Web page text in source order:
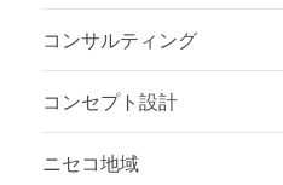
コンサルティング
コンセプト設計
ニセコ地域